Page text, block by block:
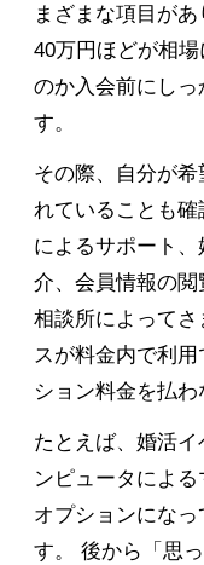
まざまな項目が
40万円ほどが相
のか入会前にし
す。
その際、自分が
れていることも
によるサポート
介、会員情報の
相談所によって
スが料金内で利
ション料金を払わ
たとえば、婚活
ンピュータによ
オプションにな
す。 後から「思